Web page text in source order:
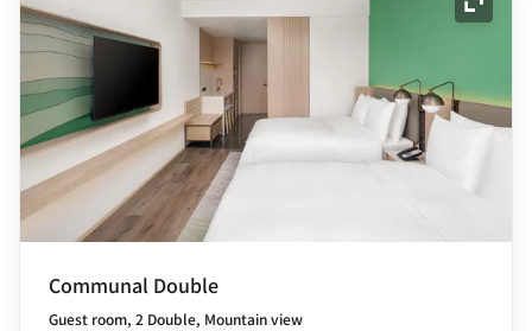
展开
Communal Double
Guest room, 2 Double, Mountain view